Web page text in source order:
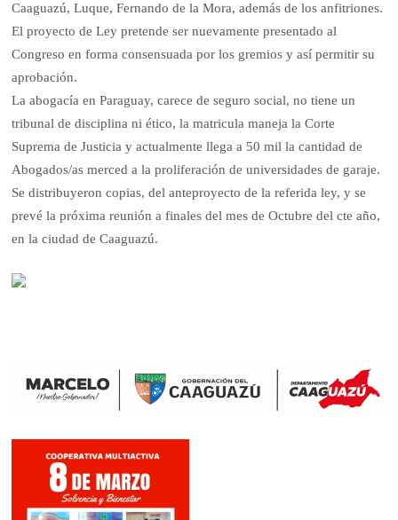
Caaguazú, Luque, Fernando de la Mora, además de los anfitriones.
El proyecto de Ley pretende ser nuevamente presentado al
Congreso en forma consensuada por los gremios y así permitir su
aprobación.
La abogacía en Paraguay, carece de seguro social, no tiene un
tribunal de disciplina ni ético, la matricula maneja la Corte
Suprema de Justicia y actualmente llega a 50 mil la cantidad de
Abogados/as merced a la proliferación de universidades de garaje.
Se distribuyeron copias, del anteproyecto de la referida ley, y se
prevé la próxima reunión a finales del mes de Octubre del cte año,
en la ciudad de Caaguazú.